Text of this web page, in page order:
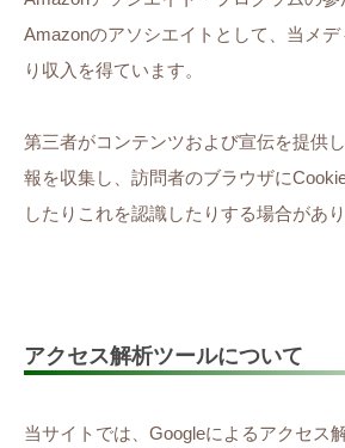
Amazonのアソシエイトとして、当メデ
り収入を得ています。
第三者がコンテンツおよび宣伝を提供
報を収集し、訪問者のブラウザに
したりこれを認識したりする場合があり
アクセス解析ツールについて
当サイトでは、Googleによるアクセス